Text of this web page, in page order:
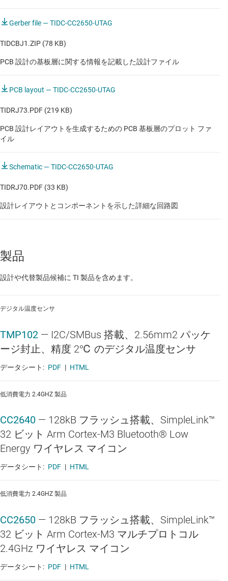
Gerber file — TIDC-CC2650-UTAG
TIDCBJ1.ZIP (78 KB)
PCB 設計の基板層に関する情報を記載した設計ファイル
PCB layout — TIDC-CC2650-UTAG
TIDRJ73.PDF (219 KB)
PCB 設計レイアウトを生成するための PCB 基板層のプロット ファ
イル
Schematic — TIDC-CC2650-UTAG
TIDRJ70.PDF (33 KB)
設計レイアウトとコンポーネントを示した詳細な回路図
製品
設計や代替製品候補に TI 製品を含めます。
デジタル温度センサ
TMP102 — I2C/SMBus 搭載、2.56mm2 パッケ
ージ封止、精度 2℃ のデジタル温度センサ
データシート: PDF | HTML
低消費電力 2.4GHZ 製品
CC2640 — 128kB フラッシュ搭載、SimpleLink™
32 ビット Arm Cortex-M3 Bluetooth® Low
Energy ワイヤレス マイコン
データシート: PDF | HTML
低消費電力 2.4GHZ 製品
CC2650 — 128kB フラッシュ搭載、SimpleLink™
32 ビット Arm Cortex-M3 マルチプロトコル
2.4GHz ワイヤレス マイコン
データシート: PDF | HTML